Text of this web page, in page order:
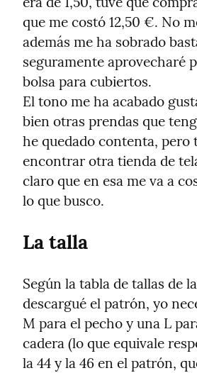
que me costó 12,50 €. No
además me ha sobrado
seguramente aprovecharé
bolsa para cubiertos.
El tono me ha acabado
bien otras prendas que
he quedado contenta, pero
encontrar otra tienda de
claro que en esa me va a
lo que busco.
La talla
Según la tabla de tallas de
descargué el patrón, yo
M para el pecho y una L
cadera (lo que equivale
la 44 y la 46 en el patrón,